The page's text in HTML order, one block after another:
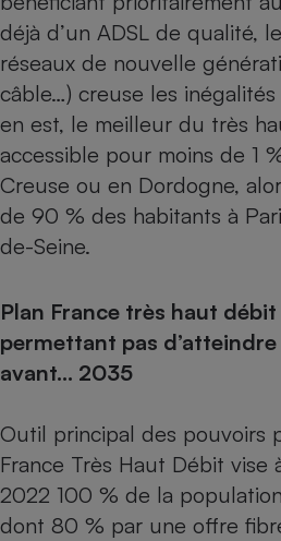
déjà d’un ADSL de qualité,
réseaux de nouvelle
câble…) creuse les
en est, le meilleur du très
accessible pour moins de 1
Creuse ou en Dordogne,
de 90 % des habitants à
de-Seine.
Plan France très haut
permettant pas
avant… 2035
Outil principal des pouvoirs
France Très Haut Débit vise
2022 100 % de la
dont 80 % par une offre